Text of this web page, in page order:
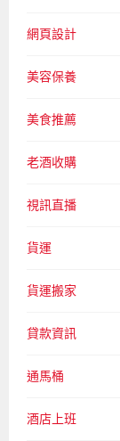
網頁設計
美容保養
美食推薦
老酒收購
視訊直播
貨運
貨運搬家
貸款資訊
通馬桶
酒店上班